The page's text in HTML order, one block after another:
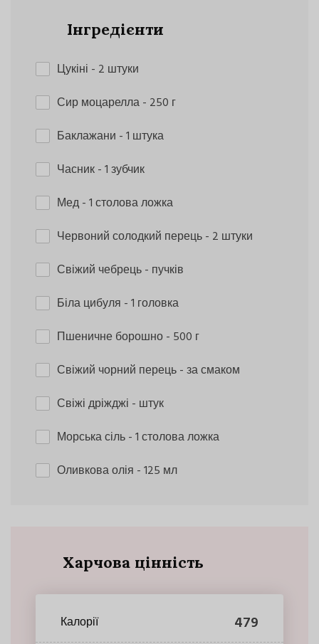
Інгредієнти
Цукіні - 2 штуки
Сир моцарелла- 250 г
Баклажани - 1 штука
Часник- 1 зубчик
Мед- 1 столова ложка
Червоний солодкий перець- 2 штуки
Свіжий чебрець- пучків
Біла цибуля - 1 головка
Пшеничне борошно- 500 г
Свіжий чорний перець- за смаком
Свіжі дріжджі - штук
Морська сіль- 1 столова ложка
Оливкова олія - 125 мл
Харчова цінність
Калорії 479